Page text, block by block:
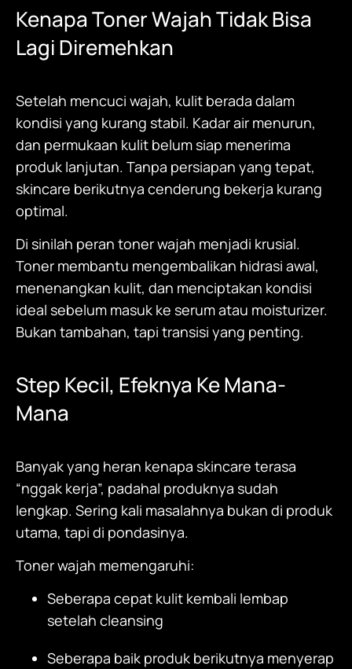
Kenapa Toner Wajah Tidak Bisa
Lagi Diremehkan
Setelah mencuci wajah, kulit berada dalam
kondisi yang kurang stabil. Kadar air menurun,
dan permukaan kulit belum siap menerima
produk lanjutan. Tanpa persiapan yang tepat,
skincare berikutnya cenderung bekerja kurang
optimal.
Di sinilah peran toner wajah menjadi krusial.
Toner membantu mengembalikan hidrasi awal,
menenangkan kulit, dan menciptakan kondisi
ideal sebelum masuk ke serum atau moisturizer.
Bukan tambahan, tapi transisi yang penting.
Step Kecil, Efeknya Ke Mana-
Mana
Banyak yang heran kenapa skincare terasa
“nggak kerja”, padahal produknya sudah
lengkap. Sering kali masalahnya bukan di produk
utama, tapi di pondasinya.
Toner wajah memengaruhi:
Seberapa cepat kulit kembali lembap
setelah cleansing
Seberapa baik produk berikutnya menyerap